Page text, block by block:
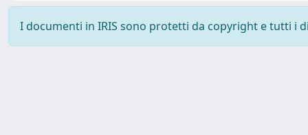
I documenti in IRIS sono protetti da copyright e tutti i